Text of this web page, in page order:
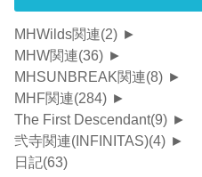
MHWilds関連(2) ►
MHW関連(36) ►
MHSUNBREAK関連(8) ►
MHF関連(284) ►
The First Descendant(9) ►
弐寺関連(INFINITAS)(4) ►
日記(63)